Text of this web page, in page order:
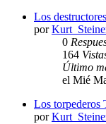
Los
por
0
164
Último
el Mié
Los torpederos
por